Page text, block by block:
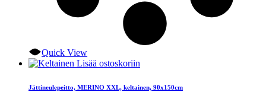
Quick View
Lisää ostoskoriin
Jättineulepeitto, MERINO XXL, keltainen, 90x150cm